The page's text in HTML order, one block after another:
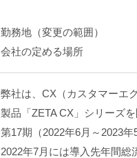
勤務地（変更の範囲）
会社の定める場所
弊社は、CX（カスタマーエ
製品「ZETA CX」シリーズ
第17期（2022年6月～2023
2022年7月には導入先年間